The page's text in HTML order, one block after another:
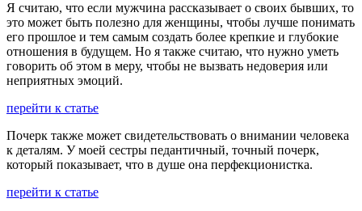
Я считаю, что если мужчина рассказывает о своих бывших, то
это может быть полезно для женщины, чтобы лучше понимать
его прошлое и тем самым создать более крепкие и глубокие
отношения в будущем. Но я также считаю, что нужно уметь
говорить об этом в меру, чтобы не вызвать недоверия или
неприятных эмоций.
перейти к статье
Почерк также может свидетельствовать о внимании человека
к деталям. У моей сестры педантичный, точный почерк,
который показывает, что в душе она перфекционистка.
перейти к статье